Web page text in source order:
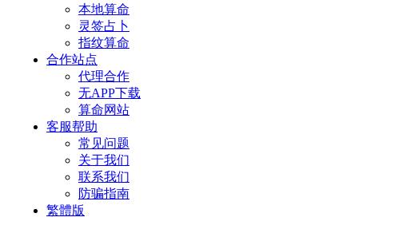
本地算命
灵签占卜
指纹算命
合作站点
代理合作
无APP下载
算命网站
客服帮助
常见问题
关于我们
联系我们
防骗指南
繁體版